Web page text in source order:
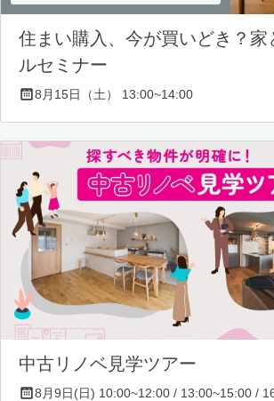
住まい購入、今が買いどき？家
ルセミナー
8月15日（土） 13:00~14:00
中古リノベ見学ツアー
8月9日(日) 10:00~12:00 / 13:00~15:00 /